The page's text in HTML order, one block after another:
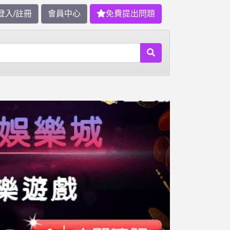
入/註冊 會員中心 免費提出問題